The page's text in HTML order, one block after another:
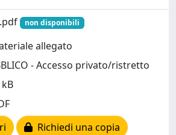
non disponibili
allegato
- Accesso privato/ristretto
Richiedi una copia